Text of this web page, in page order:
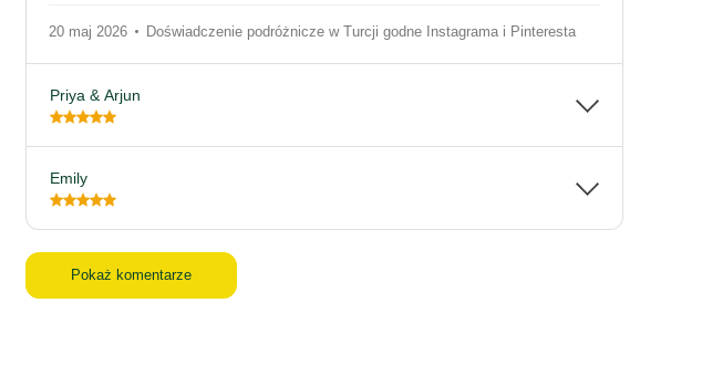
20 maj 2026 Doświadczenie podróżnicze w Turcji godne Instagrama i Pinteresta
Priya & Arjun
Emily
Pokaż komentarze